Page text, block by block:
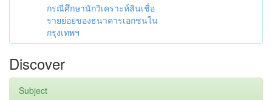
กรณีศึกษานักวิเคราะห์สินเชื่อ
รายย่อยของธนาคารเอกชนใน
กรุงเทพฯ
Discover
Subject